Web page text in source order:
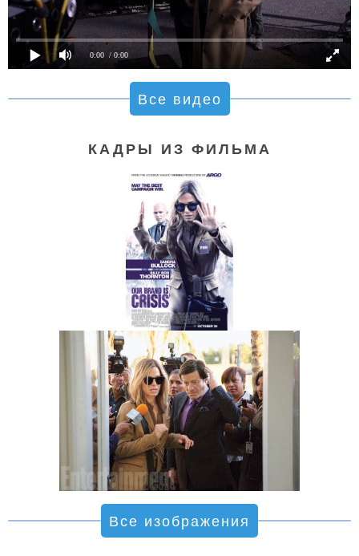
0:00 / 0:00
Все видео
КАДРЫ ИЗ ФИЛЬМА
Все изображения